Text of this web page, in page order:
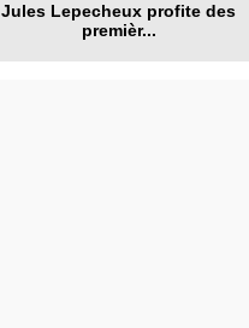
Jules Lepecheux profite des
premièr...